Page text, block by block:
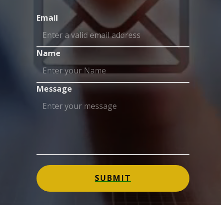
Email
Name
Message
SUBMIT